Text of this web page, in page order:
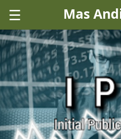
☰ Mas